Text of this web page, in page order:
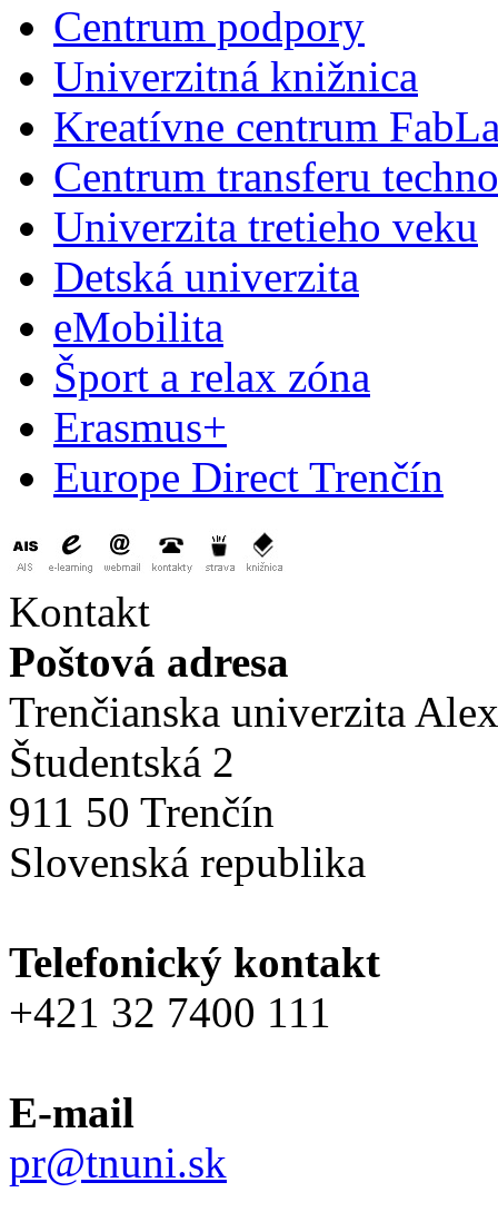
Centrum podpory
Univerzitná knižnica
Kreatívne centrum
Centrum transferu
Univerzita tretieho veku
Detská univerzita
eMobilita
Šport a relax zóna
Erasmus+
Europe Direct Trenčín
Kontakt
Poštová adresa
Trenčianska univerzita
Študentská 2
911 50 Trenčín
Slovenská republika
Telefonický kontakt
+421 32 7400 111
E-mail
pr@tnuni.sk